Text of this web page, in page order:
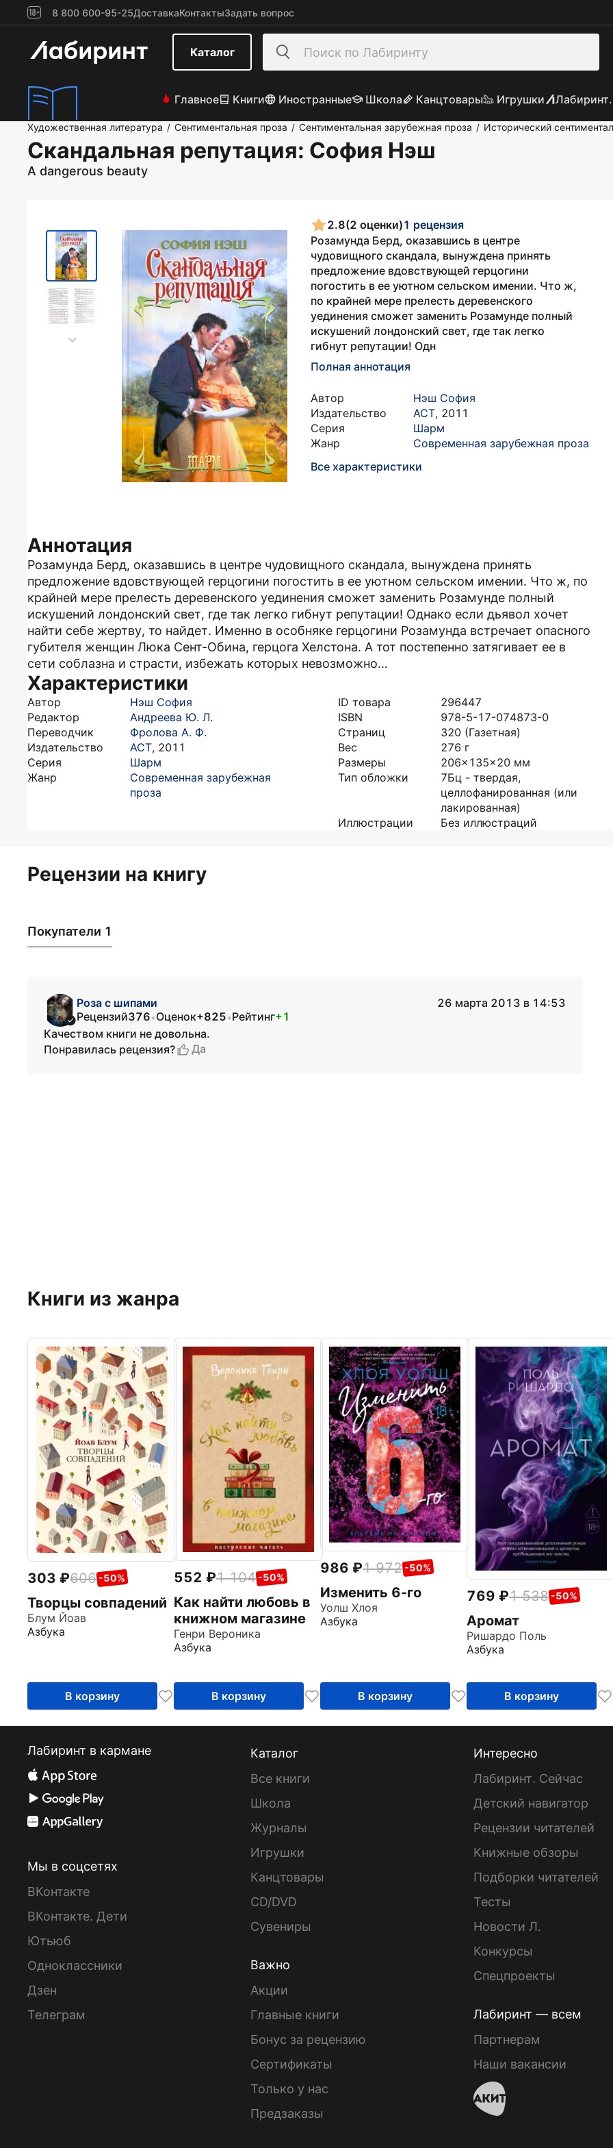
8 800 600-95-25ДоставкаКонтактыЗадать вопрос
Каталог
Главное Книги Иностранные Школа Канцтовары Игрушки
Художественная литература / Сентиментальная проза / Сентиментальная зарубежная проза / Исторический
Скандальная репутация: София Нэш
A dangerous beauty
2.8(2 оценки)1 рецензия
Розамунда Берд, оказавшись в центре
чудовищного скандала, вынуждена принять
предложение вдовствующей герцогини
погостить в ее уютном сельском имении. Что ж,
по крайней мере прелесть деревенского
уединения сможет заменить Розамунде полный
искушений лондонский свет, где так легко
гибнут репутации! Одн
Полная аннотация
Автор
Нэш София
Издательство
АСТ, 2011
Серия
Шарм
Жанр
Современная зарубежная проза
Все характеристики
Аннотация
Розамунда Берд, оказавшись в центре чудовищного скандала, вынуждена принять
предложение вдовствующей герцогини погостить в ее уютном сельском имении. Что ж, по
крайней мере прелесть деревенского уединения сможет заменить Розамунде полный
искушений лондонский свет, где так легко гибнут репутации! Однако если дьявол хочет
найти себе жертву, то найдет. Именно в особняке герцогини Розамунда встречает опасного
губителя женщин Люка Сент-Обина, герцога Хелстона. А тот постепенно затягивает ее в
сети соблазна и страсти, избежать которых невозможно…
Характеристики
Автор
Нэш София
Редактор
Андреева Ю. Л.
Переводчик
Фролова А. Ф.
Издательство
АСТ, 2011
Серия
Шарм
Жанр
Современная зарубежная
проза
ID товара
296447
ISBN
978-5-17-074873-0
Страниц
320 (Газетная)
Вес
276 г
Размеры
206x135x20 мм
Тип обложки
7Бц - твердая,
целлофанированная (или
лакированная)
Иллюстрации
Без иллюстраций
Рецензии на книгу
Покупатели 1
Роза с шипами
26 марта 2013 в 14:53
Рецензий376•Оценок+825•Рейтинг+1
Качеством книги не довольна.
Понравилась рецензия?
Да
Книги из жанра
303 606 -50%
Творцы совпадений
Блум Йоав
Азбука
В корзину
552 1 104 -50%
Как найти любовь в
книжном магазине
Генри Вероника
Азбука
В корзину
986 1 972 -50%
Изменить 6-го
Уолш Хлоя
Азбука
В корзину
769 1 538 -50%
Аромат
Ришардо Поль
Азбука
В корзину
Лабиринт в кармане
Мы в соцсетях
ВКонтакте
ВКонтакте. Дети
Ютьюб
Одноклассники
Дзен
Телеграм
Каталог
Все книги
Школа
Журналы
Игрушки
Канцтовары
CD/DVD
Сувениры
Важно
Акции
Главные книги
Бонус за рецензию
Сертификаты
Только у нас
Предзаказы
Интересно
Лабиринт. Сейчас
Детский навигатор
Рецензии читателей
Книжные обзоры
Подборки читателей
Тесты
Новости Л.
Конкурсы
Спецпроекты
Лабиринт — всем
Партнерам
Наши вакансии